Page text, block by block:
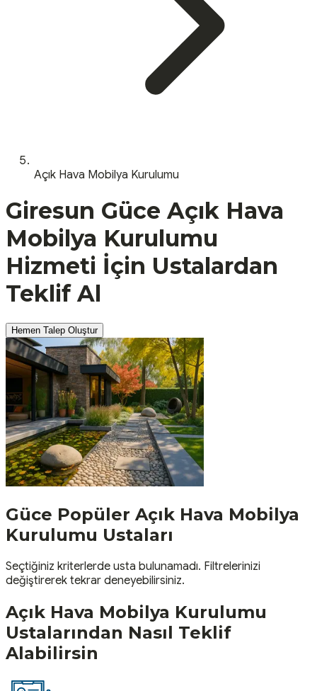
Açık Hava Mobilya Kurulumu
Giresun Güce Açık Hava
Mobilya Kurulumu
Hizmeti İçin Ustalardan
Teklif Al
Hemen Talep Oluştur
Güce Popüler Açık Hava Mobilya
Kurulumu Ustaları
Seçtiğiniz kriterlerde usta bulunamadı. Filtrelerinizi
değiştirerek tekrar deneyebilirsiniz.
Açık Hava Mobilya Kurulumu
Ustalarından Nasıl Teklif
Alabilirsin